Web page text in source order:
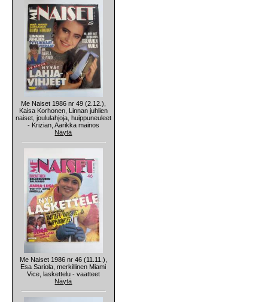
Me Naiset 1986 nr 49 (2.12.),
Kaisa Korhonen, Linnan juhlien
naiset, joululahjoja, huippuneuleet
- Krizian, Aarikka mainos
Näytä
Me Naiset 1986 nr 46 (11.11.),
Esa Sariola, merkillinen Miami
Vice, laskettelu - vaatteet
Näytä